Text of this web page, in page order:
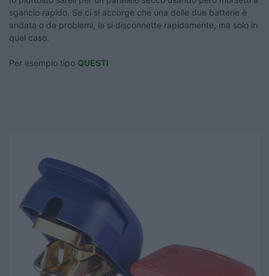
sgancio rapido. Se ci si accorge che una delle due batterie è
andata o da problemi, la si disconnette rapidamente, ma solo in
quel caso.
Per esempio tipo QUESTI